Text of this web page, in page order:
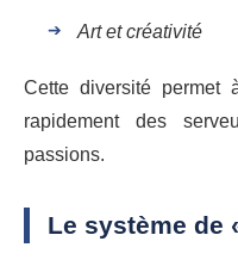
Art et créativité
Cette diversité permet
rapidement des
passions.
Le système de